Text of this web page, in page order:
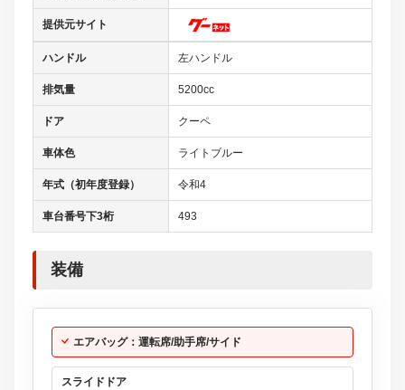
提供元サイト
ハンドル 左ハンドル
排気量 5200cc
ドア クーペ
車体色 ライトブルー
年式（初年度登録） 令和4
車台番号下3桁 493
装備
エアバッグ：運転席/助手席/サイド
スライドドア